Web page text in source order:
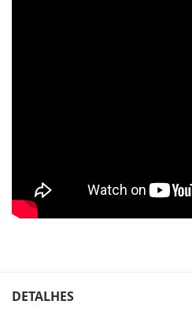
DETALHES